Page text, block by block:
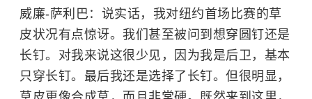
威廉-萨利巴：说实话，我对纽约首场比赛的草
皮状况有点惊讶。我们甚至被问到想穿圆钉还是
长钉。对我来说这很少见，因为我是后卫，基本
只穿长钉。最后我还是选择了长钉。但很明显，